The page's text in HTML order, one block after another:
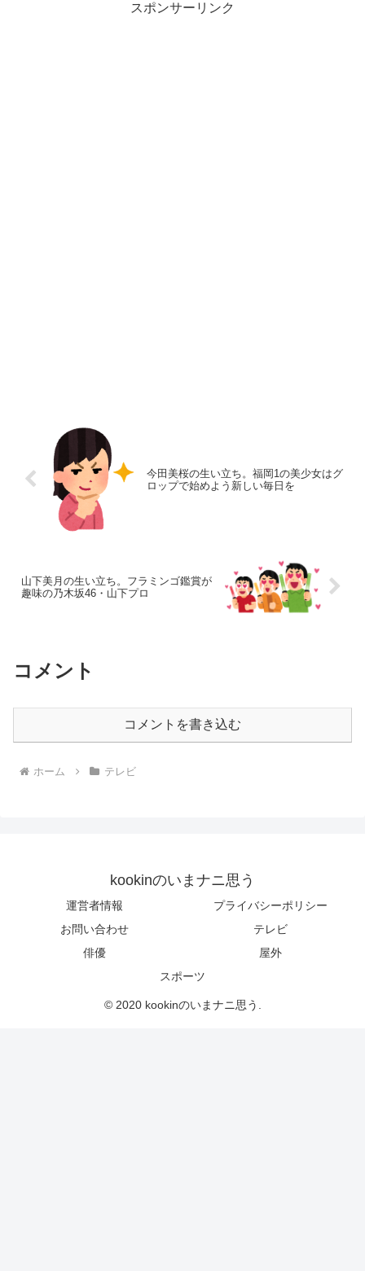
スポンサーリンク
今田美桜の生い立ち。福岡1の美少女はグ
ロップで始めよう新しい毎日を
山下美月の生い立ち。フラミンゴ鑑賞が
趣味の乃木坂46・山下プロ
コメント
コメントを書き込む
ホーム テレビ
kookinのいまナニ思う
運営者情報
プライバシーポリシー
お問い合わせ
テレビ
俳優
屋外
スポーツ
© 2020 kookinのいまナニ思う.